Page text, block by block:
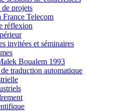
projets
France Telecom
réflexion
invitées et séminaires
Boualem 1993
traduction automatique